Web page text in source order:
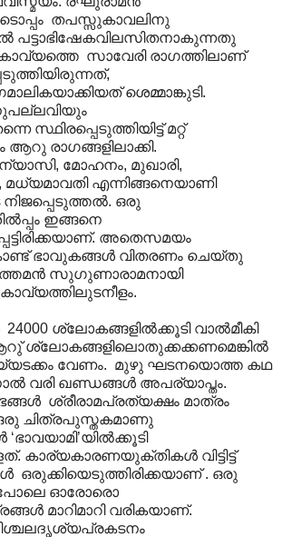
തപസ്സുകാവലിനു
സാവേരി രാഗത്തിലാണ്
ശെമ്മാങ്കുടി.
സ്ഥിരപ്പെടുത്തിയിട്ട് മറ്റ്
രാഗങ്ങളിലാക്കി.
മോഹനം, മുഖാരി,
എന്നിങ്ങനെയാണി
നിജപ്പെടുത്തല്‍. ഒരു
ഇങ്ങനെ
അതെസമയം
ഭാവുകങ്ങള്‍ വിതരണം ചെയ്തു
സുഗുണാരാമനായി
ശ്ലോകങ്ങളില്‍ക്കൂടി വാല്‍മീകി
ശ്ലോകങ്ങളിലൊതുക്കക്കണമെങ്കില്‍
വേണം. മുഴു ഘടനയൊത്ത കഥ
വരി ഖണ്ഡങ്ങൾ‍ അപര്യാപ്തം.
ശ്രീരാമപ്രത്യക്ഷം മാത്രം
ചിത്രപുസ്തകമാണു
കാര്യകാരണയുക്തികള്‍ വിട്ടിട്ട്
ഒരുക്കിയെടുത്തിരിക്കയാണ് . ഒരു
ഓരോരൊ
മാറിമാറി വരികയാണ്.